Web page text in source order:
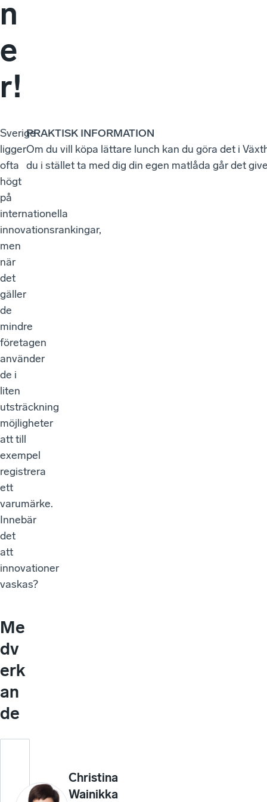
n
e
r!
Sverige
ligger
ofta
högt
på
internationella
innovationsrankingar,
men
när
det
gäller
de
mindre
företagen
använder
de i
liten
utsträckning
möjligheter
att till
exempel
registrera
ett
varumärke.
Innebär
det
att
innovationer
vaskas?
PRAKTISK INFORMATION
Om du vill köpa lättare lunch kan du göra det i
du i stället ta med dig din egen matlåda går det
Me
dv
erk
an
de
Christina
Wainikka